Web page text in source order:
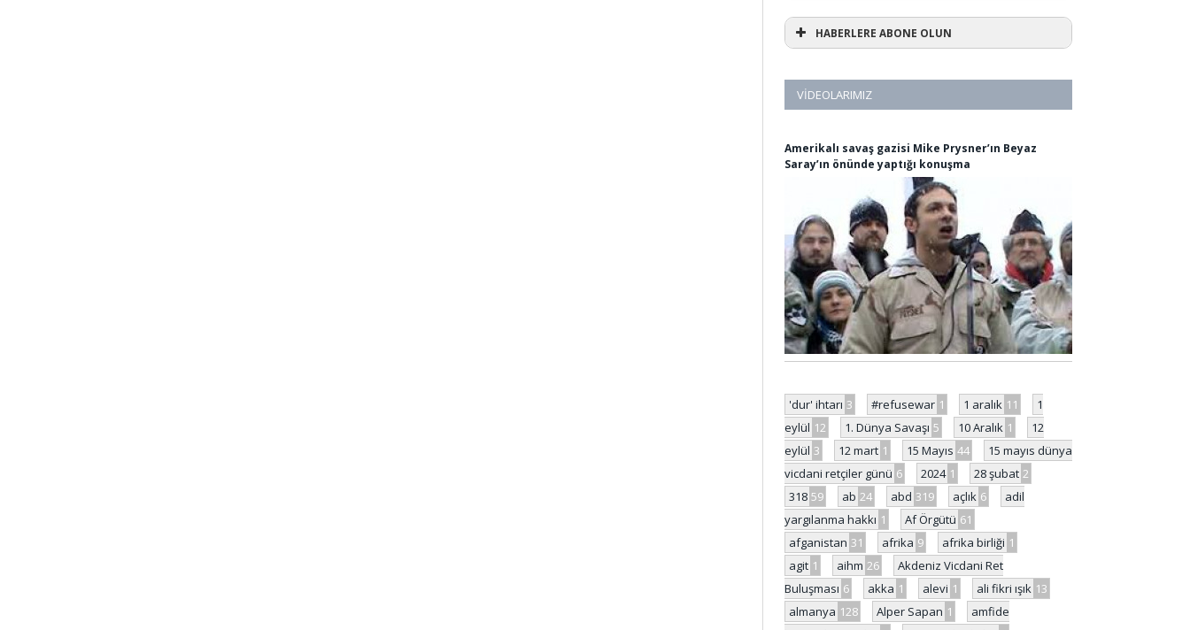
HABERLERE ABONE OLUN
VIDEOLARIMIZ
Amerikalı savaş gazisi Mike Prysner’ın Beyaz
Saray’ın önünde yaptığı konuşma
'dur' ihtarı 3 #refusewar 1 1 aralık 11
1
eylül 12 1. Dünya Savaşı 5 10 Aralık 1
12
eylül 3 12 mart 1 15 Mayıs 44
15 mayıs dünya
vicdani retçiler günü 6 2024 1 28 şubat 2
318 59 ab 24 abd 319 açlık 6
adil
yargılanma hakkı 1 Af Örgütü 61
afganistan 31 afrika 9 afrika birliği 1
agit 1 aihm 26
Akdeniz Vicdani Ret
Buluşması 6 akka 1 alevi 1 ali fikri ışık 13
almanya 128 Alper Sapan 1
amfide